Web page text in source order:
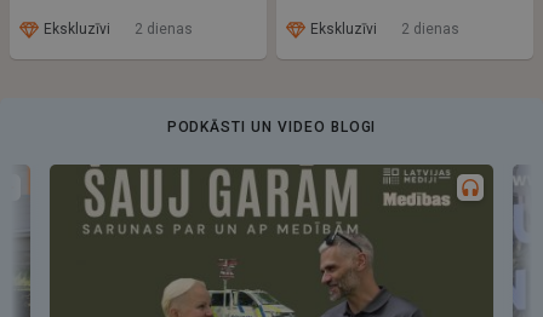
Ekskluzīvi 2 dienas Ekskluzīvi 2 dienas
PODKĀSTI UN VIDEO BLOGI